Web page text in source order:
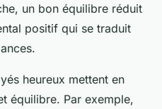
un bon équilibre réduit
positif qui se traduit
heureux mettent en
équilibre. Par exemple,